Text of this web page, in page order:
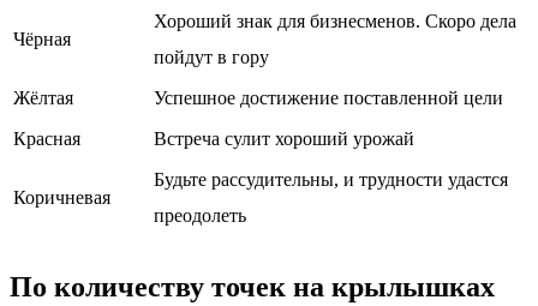
Чёрная
Хороший знак для бизнесменов. Скоро дела
пойдут в гору
Жёлтая
Успешное достижение поставленной цели
Красная
Встреча сулит хороший урожай
Коричневая
Будьте рассудительны, и трудности удастся
преодолеть
По количеству точек на крылышках